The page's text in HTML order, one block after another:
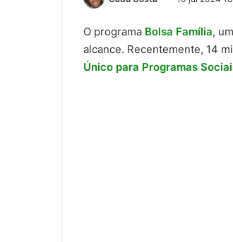
O programa Bolsa Família,
alcance. Recentemente, 14
Único para Programas